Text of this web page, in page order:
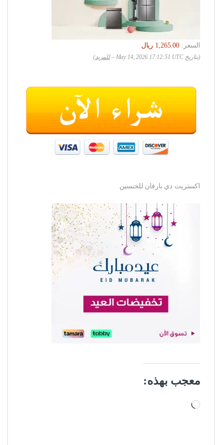
السعر:
‏1,265.00 ريال
(بتاريخ May 14, 2026 17:12:51 UTC – للمزيد)
اكستريت دي بارفان للجنسين
معجب بهذه:
جاري التحميل…